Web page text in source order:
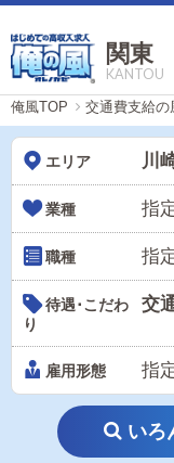
関東
KANTOU
俺風TOP 交通費支給の
エリア 川
業種 指
職種 指
待遇･こだわ
り
交
雇用形態 指
いろ